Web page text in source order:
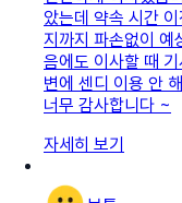
았는데 약속 시간
지까지 파손없이 예
음에도 이사할 때
변에 센디 이용 안
너무 감사합니다 ~
자세히 보기